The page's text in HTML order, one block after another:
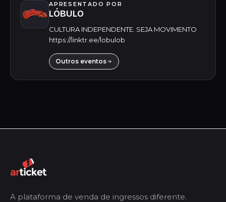
APRESENTADO POR
LÓBULO
CULTURA INDEPENDENTE. SEJA MOVIMENTO
https://linktr.ee/lobulob
Outros eventos
A plataforma de venda de ingressos diferente.